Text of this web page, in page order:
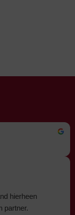
hierheen
partner.